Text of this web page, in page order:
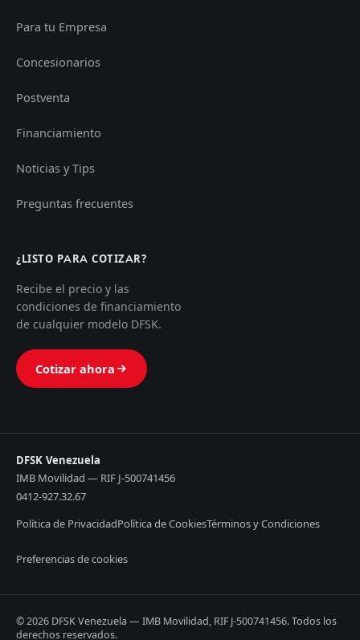
Para tu Empresa
Concesionarios
Postventa
Financiamiento
Noticias y Tips
Preguntas frecuentes
¿LISTO PARA COTIZAR?
Recibe el precio y las
condiciones de financiamiento
de cualquier modelo DFSK.
Cotizar ahora
DFSK Venezuela
IMB Movilidad — RIF J-500741456
0412-927.32.67
Política de PrivacidadPolítica de CookiesTérminos y Condiciones
Preferencias de cookies
© 2026 DFSK Venezuela — IMB Movilidad, RIF J-500741456. Todos los
derechos reservados.